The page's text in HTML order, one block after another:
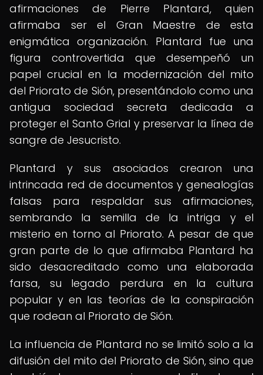
afirmaciones de Pierre Plantard, quien
afirmaba ser el Gran Maestre de esta
enigmática organización. Plantard fue una
figura controvertida que desempeñó un
papel crucial en la modernización del mito
del Priorato de Sión, presentándolo como una
antigua sociedad secreta dedicada a
proteger el Santo Grial y preservar la línea de
sangre de Jesucristo.
Plantard y sus asociados crearon una
intrincada red de documentos y genealogías
falsas para respaldar sus afirmaciones,
sembrando la semilla de la intriga y el
misterio en torno al Priorato. A pesar de que
gran parte de lo que afirmaba Plantard ha
sido desacreditado como una elaborada
farsa, su legado perdura en la cultura
popular y en las teorías de la conspiración
que rodean al Priorato de Sión.
La influencia de Plantard no se limitó solo a la
difusión del mito del Priorato de Sión, sino que